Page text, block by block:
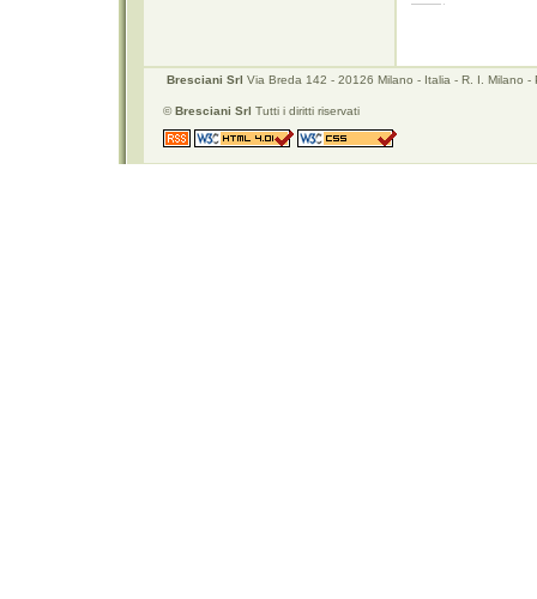
Bresciani Srl Via Breda 142 - 20126 Milano - Italia - R. I. Milano
©Bresciani Srl Tutti i diritti riservati